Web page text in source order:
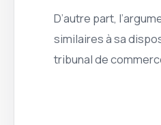
D’autre part,
similaires à sa
tribunal de